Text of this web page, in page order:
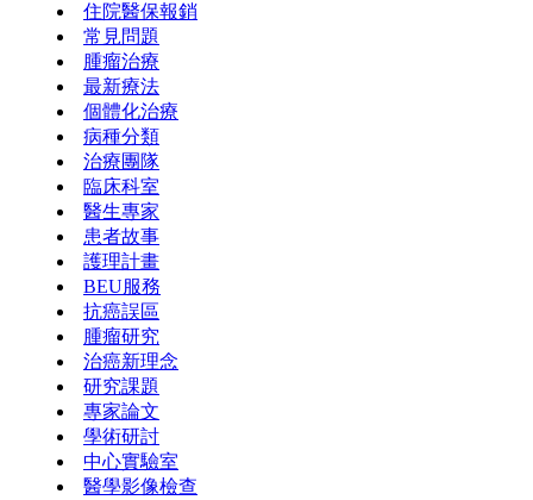
住院醫保報銷
常見問題
腫瘤治療
最新療法
個體化治療
病種分類
治療團隊
臨床科室
醫生專家
患者故事
護理計畫
BEU服務
抗癌誤區
腫瘤研究
治癌新理念
研究課題
專家論文
學術研討
中心實驗室
醫學影像檢查